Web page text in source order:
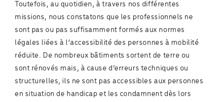
Toutefois, au quotidien, à travers nos différentes
missions, nous constatons que les professionnels ne
sont pas ou pas suffisamment formés aux normes
légales liées à l’accessibilité des personnes à mobilité
réduite. De nombreux bâtiments sortent de terre ou
sont rénovés mais, à cause d’erreurs techniques ou
structurelles, ils ne sont pas accessibles aux personnes
en situation de handicap et les condamnent dès lors